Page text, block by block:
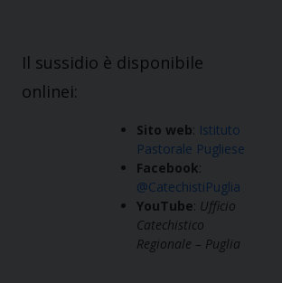
Il sussidio è disponibile
onlinei:
Sito web: Istituto
Pastorale Pugliese
Facebook:
@CatechistiPuglia
YouTube: Ufficio
Catechistico
Regionale – Puglia